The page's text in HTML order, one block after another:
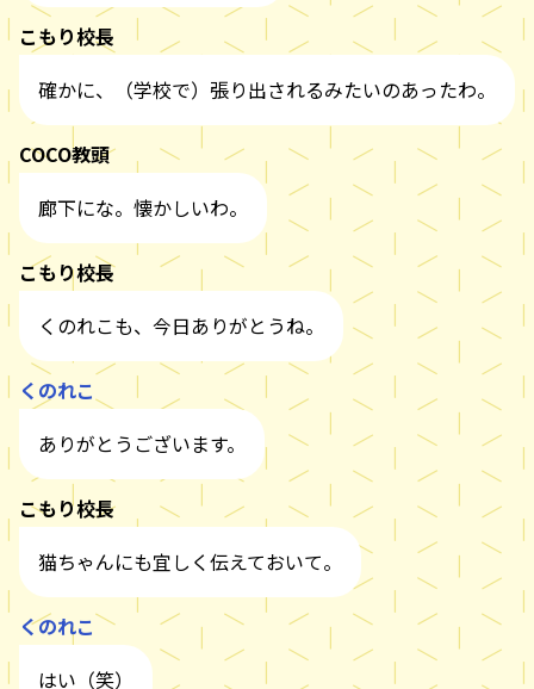
こもり校長
確かに、（学校で）張り出されるみたいのあったわ。
COCO教頭
廊下にな。懐かしいわ。
こもり校長
くのれこも、今日ありがとうね。
くのれこ
ありがとうございます。
こもり校長
猫ちゃんにも宜しく伝えておいて。
くのれこ
はい（笑）